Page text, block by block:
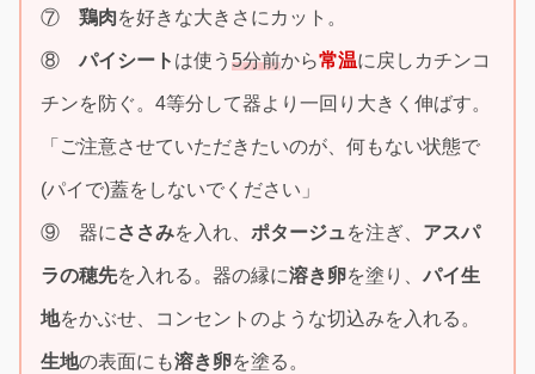
⑦ 鶏肉を好きな大きさにカット。
⑧ パイシート は使う 5分前から常温に戻しカチンコ
チンを防ぐ。4等分して器より一回り大きく伸ばす。
「ご注意させていただきたいのが、何もない状態で
(パイで)蓋をしないでください」
⑨ 器に ささみを入れ、 ポタージュを注ぎ、 アスパ
ラの穂先を入れる。器の縁に溶き卵を塗り、 パイ生
地をかぶせ、コンセントのような切込みを入れる。
生地の表面にも溶き卵を塗る。